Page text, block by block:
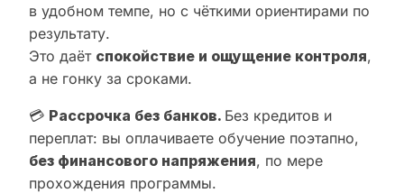
в удобном темпе, но с чёткими ориентирами по
результату.
Это даёт спокойствие и ощущение контроля,
а не гонку за сроками.
💳 Рассрочка без банков. Без кредитов и
переплат: вы оплачиваете обучение поэтапно,
без финансового напряжения, по мере
прохождения программы.